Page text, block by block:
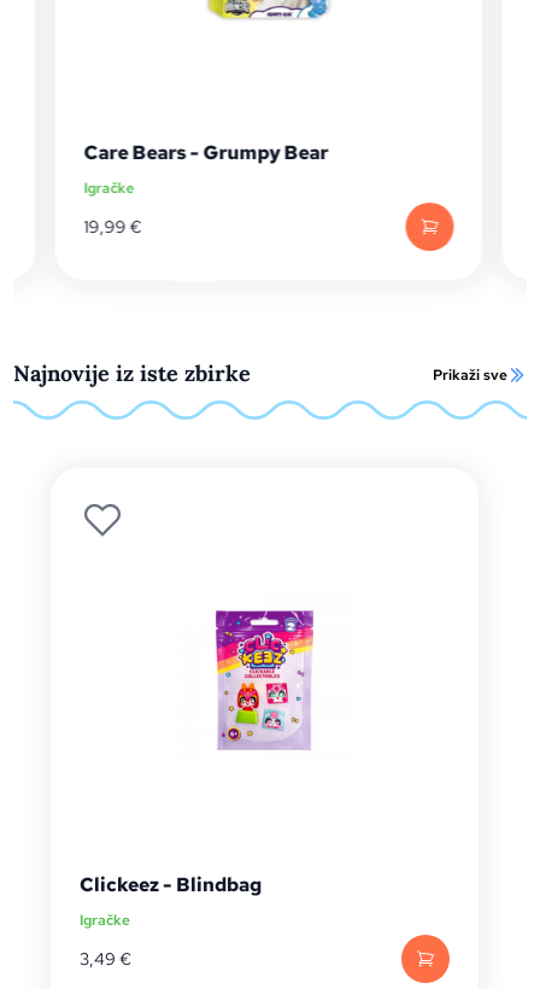
Care Bears - Grumpy Bear
Igračke
19,99€
Najnovije iz iste zbirke Prikaži sve
Clickeez - Blindbag
Igračke
3,49 €